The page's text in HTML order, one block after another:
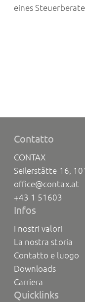
eines
Contatto
CONTAX
Seilerstätte 16,
office@contax.at
+43 1 51603
Infos
I nostri valori
La nostra storia
Contatto e luogo
Downloads
Carriera
Quicklinks